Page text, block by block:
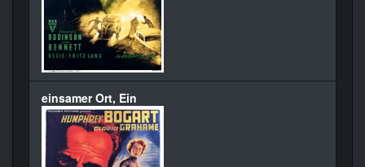
einsamer Ort, Ein